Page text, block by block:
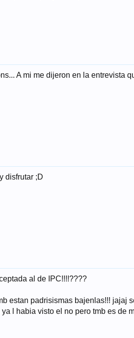
A mi me dijeron en la entrevista
disfrutar ;D
al de IPC!!!!????
estan padrisismas bajenlas!!! jajaj
l habia visto el no pero tmb es de